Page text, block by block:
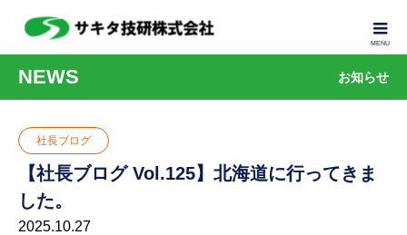
NEWS お知らせ
社長ブログ
【社長ブログ Vol.125】北海道に行ってきま
した。
2025.10.27